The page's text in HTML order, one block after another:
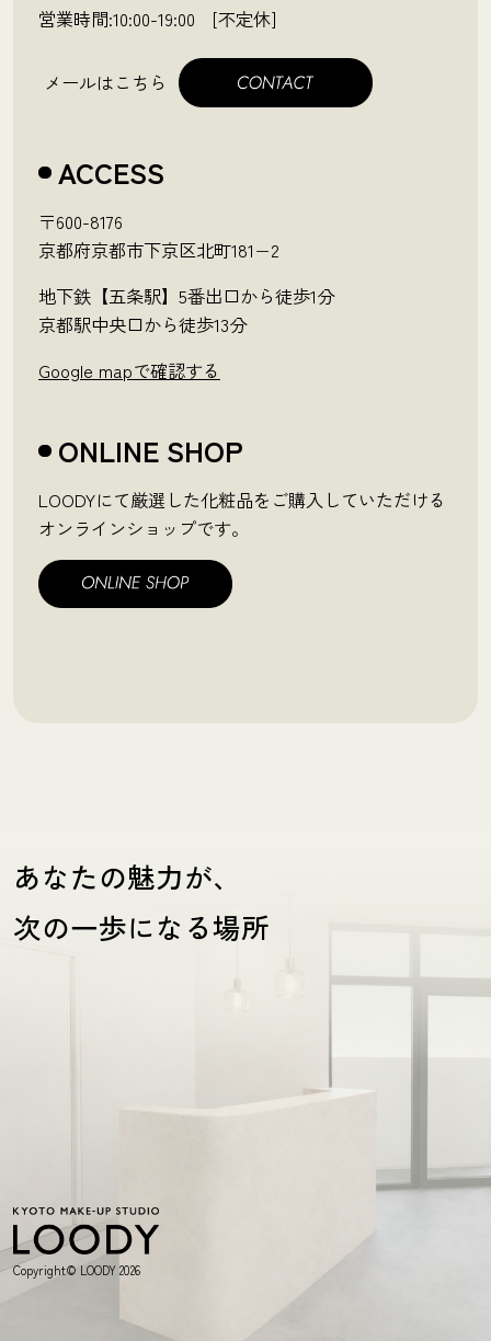
営業時間:10:00-19:00 [不定休]
メールはこちら
ACCESS
〒600-8176
京都府京都市下京区北町181−2
地下鉄【五条駅】5番出口から徒歩1分
京都駅中央口から徒歩13分
Google mapで確認する
ONLINE SHOP
LOODYにて厳選した化粧品をご購入していただける
オンラインショップです。
あなたの魅力が、
次の一歩になる場所
Copyright© LOODY 2026